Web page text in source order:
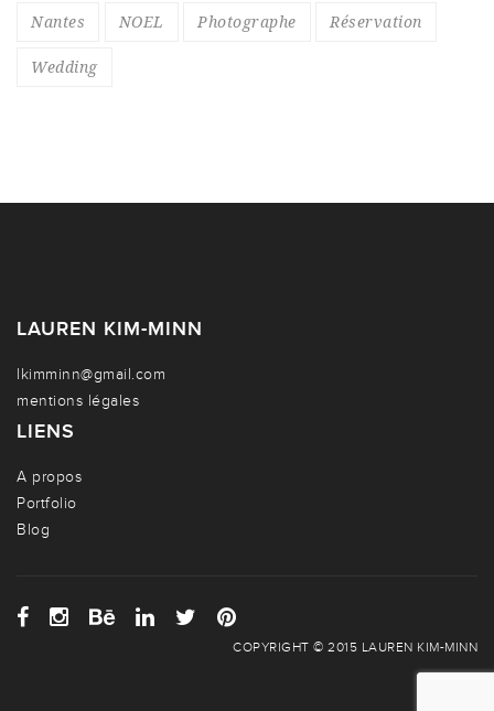
Nantes NOEL Photographe Réservation
Wedding
LAUREN KIM-MINN
lkimminn@gmail.com
mentions légales
LIENS
A propos
Portfolio
Blog
COPYRIGHT © 2015 LAUREN KIM-MINN